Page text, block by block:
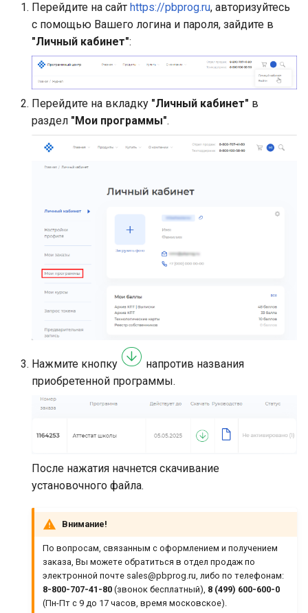
Перейдите на сайт https://pbprog.ru, авторизуйтесь
с помощью Вашего логина и пароля, зайдите в
"Личный кабинет":
Перейдите на вкладку "Личный кабинет" в
раздел "Мои программы".
Нажмите кнопку
напротив названия
приобретенной программы.
После нажатия начнется скачивание
установочного файла.
Внимание!
По вопросам, связанным с оформлением и получением
заказа, Вы можете обратиться в отдел продаж по
электронной почте sales@pbprog.ru, либо по телефонам:
8-800-707-41-80 (звонок бесплатный), 8 (499) 600-600-0
(Пн-Пт с 9 до 17 часов, время московское).